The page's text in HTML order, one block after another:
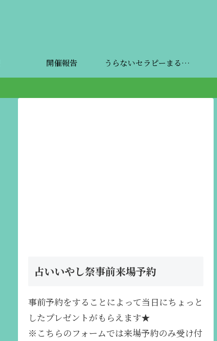
開催報告 うらないセラピーまるしぇ
占いいやし祭事前来場予約
事前予約をすることによって当日にちょっと
したプレゼントがもらえます★
※こちらのフォームでは来場予約のみ受け付